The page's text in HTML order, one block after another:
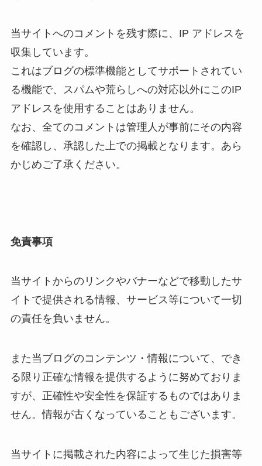
当サイトへのコメントを残す際に、IP アドレスを
収集しています。
これはブログの標準機能としてサポートされてい
る機能で、スパムや荒らしへの対応以外にこのIP
アドレスを使用することはありません。
なお、全てのコメントは管理人が事前にその内容
を確認し、承認した上での掲載となります。あら
かじめご了承ください。
免責事項
当サイトからのリンクやバナーなどで移動したサ
イトで提供される情報、サービス等について一切
の責任を負いません。
また当ブログのコンテンツ・情報について、でき
る限り正確な情報を提供するように努めておりま
すが、正確性や安全性を保証するものではありま
せん。情報が古くなっていることもございます。
当サイトに掲載された内容によって生じた損害等